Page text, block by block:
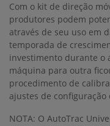
Com o kit de direção
produtores podem
através de seu uso em
temporada de
investimento durante o
máquina para outra
procedimento de
ajustes de configuração
NOTA: O AutoTrac